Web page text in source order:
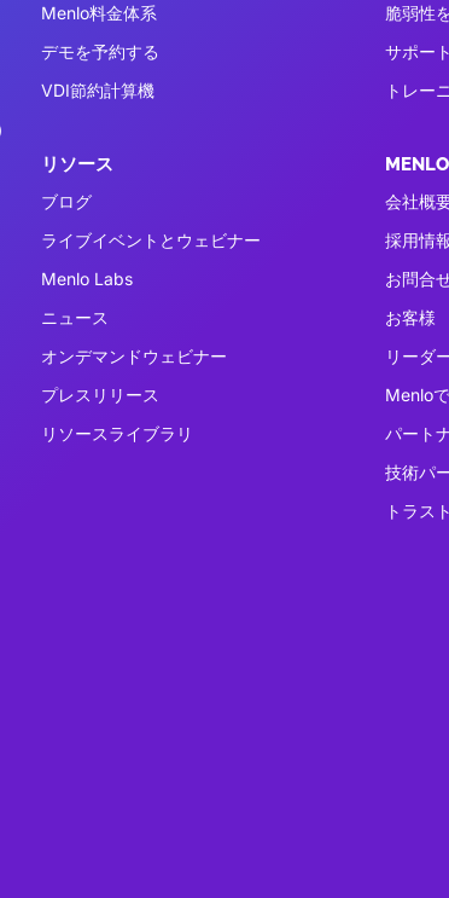
Menlo料金体系
デモを予約する
VDI節約計算機
リソース
ブログ
ライブイベントとウェビナー
Menlo Labs
ニュース
オンデマンドウェビナー
プレスリリース
リソースライブラリ
脆弱性
サポー
トレー
会社概
採用情
お問合
お客様
リーダ
Menlo
パート
技術パ
トラス